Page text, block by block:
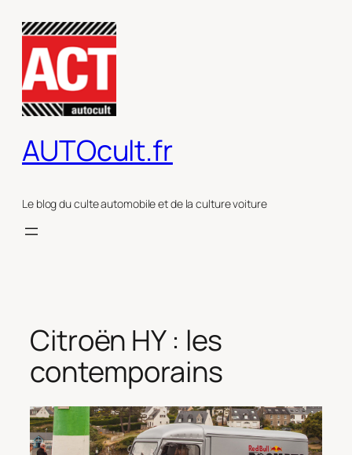
contenu
AUTOcult.fr
Le blog du culte automobile et de la culture voiture
Citroën HY : les
contemporains